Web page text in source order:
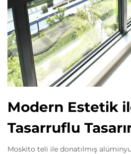
Modern Estetik
Tasarruflu
Moskito teli ile donatılmış